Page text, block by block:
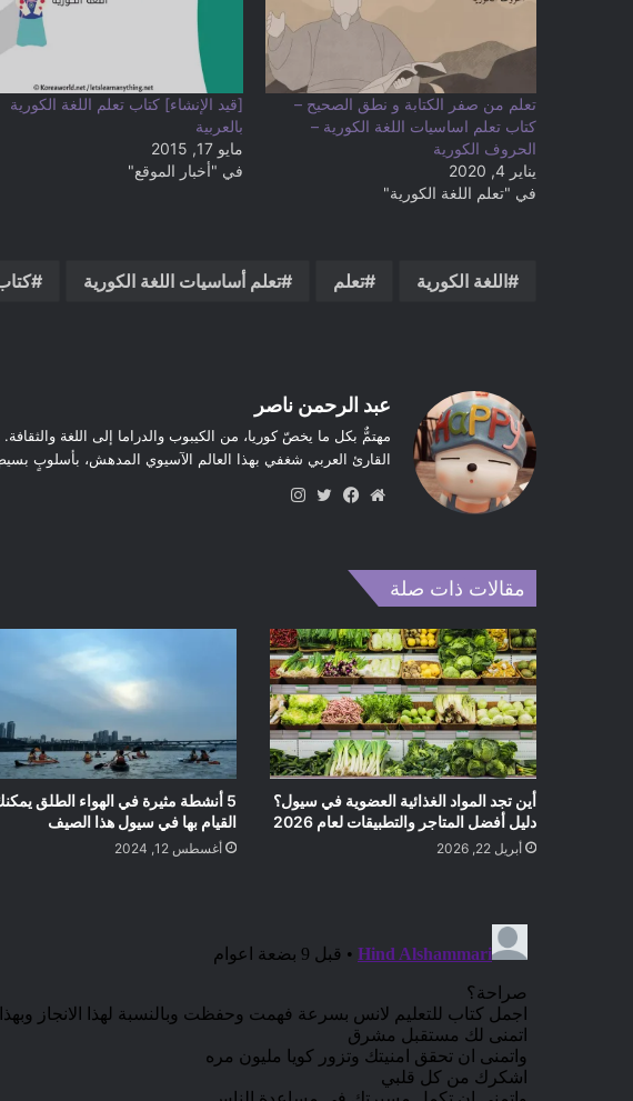
تعلم من صفر الكتابة و نطق الصحيح –
كتاب تعلم اساسيات اللغة الكورية –
الحروف الكورية
يناير 4, 2020
في "تعلم اللغة الكورية"
[قيد الإنشاء] كتاب تعلم اللغة الكورية
بالعربية
مايو 17, 2015
في "أخبار الموقع"
اللغة الكورية تعلم تعلم أساسيات اللغة الكورية
عبد الرحمن ناصر
مهتمٌّ بكل ما يخصّ كوريا، من الكيبوب والدراما إلى اللغة
القارئ العربي شغفي بهذا العالم الآسيوي المدهش، بأسلوبٍ
موق
ب
في تويت
مقالات ذات صلة
أين تجد المواد الغذائية العضوية في سيول؟
دليل أفضل المتاجر والتطبيقات لعام 2026
أبريل 22, 2026
5 أنشطة مثيرة في الهواء الطلق
القيام بها في سيول هذا الصيف
أغسطس 12, 2024